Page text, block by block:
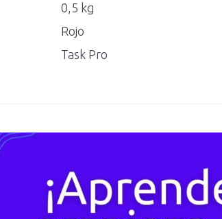
0,5 kg
Rojo
Task Pro